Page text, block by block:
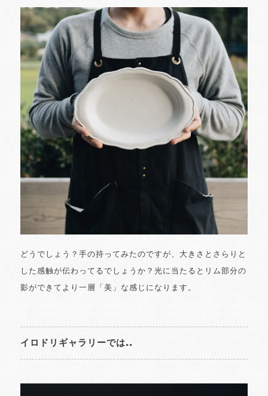
どうでしょう？手の持ってみたのですが、大きさとさらりと
した感触が伝わってるでしょうか？光に当たるとリム部分の
影ができてより一層「美」な感じになります。
イロドリギャラリーでは..